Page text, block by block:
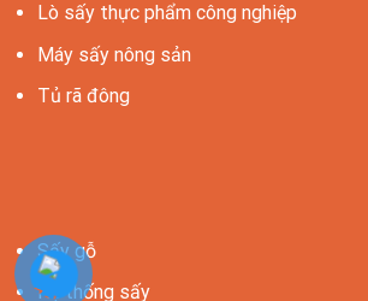
Lò sấy thực phẩm công nghiệp
Máy sấy nông sản
Tủ rã đông
Sấy gỗ
Hệ thống sấy